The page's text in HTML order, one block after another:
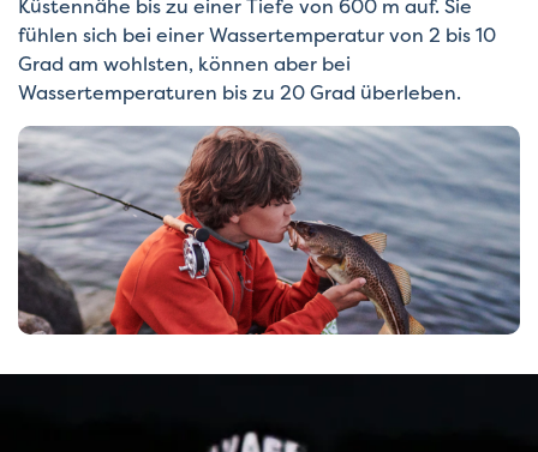
Küstennähe bis zu einer Tiefe von 600 m auf. Sie
fühlen sich bei einer Wassertemperatur von 2 bis 10
Grad am wohlsten, können aber bei
Wassertemperaturen bis zu 20 Grad überleben.